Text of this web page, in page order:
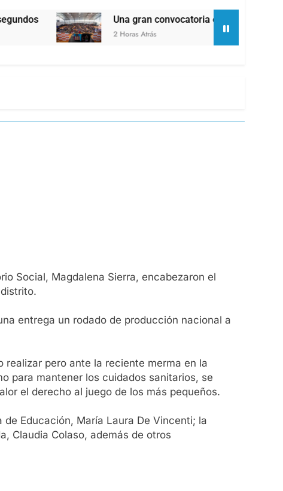
Una gran convocatoria en la obra teatral «Los
2 Horas Atrás
Social, Magdalena Sierra, encabezaron el
entrega un rodado de producción nacional a
pero ante la reciente merma en la
para mantener los cuidados sanitarios, se
el derecho al juego de los más pequeños.
Educación, María Laura De Vincenti; la
Claudia Colaso, además de otros